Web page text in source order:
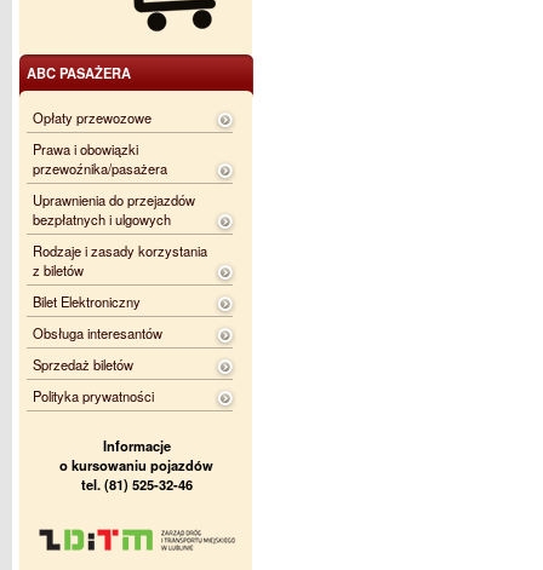
ABC PASAŻERA
Opłaty przewozowe
Prawa i obowiązki
przewoźnika/pasażera
Uprawnienia do przejazdów
bezpłatnych i ulgowych
Rodzaje i zasady korzystania
z biletów
Bilet Elektroniczny
Obsługa interesantów
Sprzedaż biletów
Polityka prywatności
Informacje
o kursowaniu pojazdów
tel. (81) 525-32-46